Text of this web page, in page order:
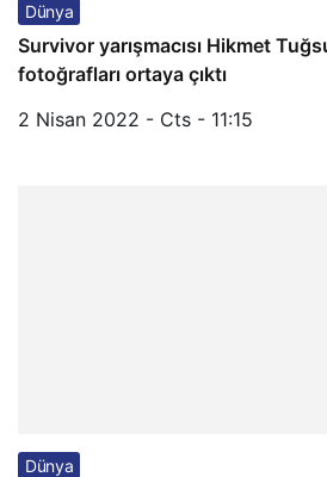
Dünya
Survivor yarışmacısı Hikmet
fotoğrafları ortaya çıktı
2 Nisan 2022 - Cts - 11:15
Dünya